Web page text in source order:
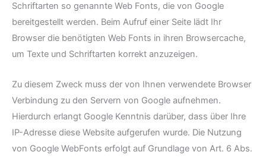
Schriftarten so genannte Web Fonts, die von Google
bereitgestellt werden. Beim Aufruf einer Seite lädt Ihr
Browser die benötigten Web Fonts in ihren Browsercache,
um Texte und Schriftarten korrekt anzuzeigen.
Zu diesem Zweck muss der von Ihnen verwendete Browser
Verbindung zu den Servern von Google aufnehmen.
Hierdurch erlangt Google Kenntnis darüber, dass über Ihre
IP-Adresse diese Website aufgerufen wurde. Die Nutzung
von Google WebFonts erfolgt auf Grundlage von Art. 6 Abs.